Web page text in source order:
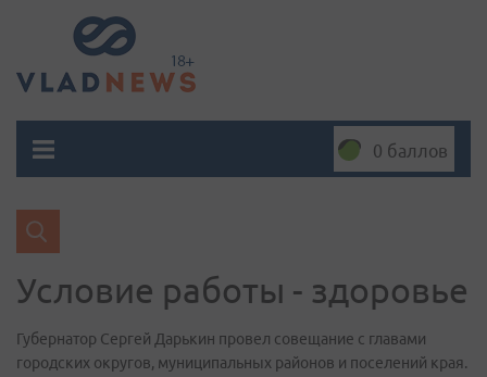
0 баллов
Условие работы - здоровье
Губернатор Сергей Дарькин провел совещание с главами
городских округов, муниципальных районов и поселений края.